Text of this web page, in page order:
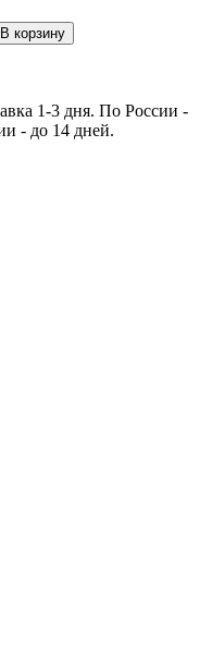
1-3 дня. По России -
- до 14 дней.